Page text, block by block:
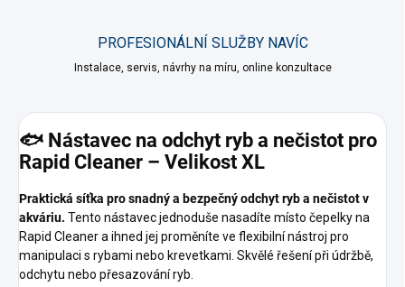
PROFESIONÁLNÍ SLUŽBY NAVÍC
Instalace, servis, návrhy na míru, online konzultace
🐟 Nástavec na odchyt ryb a nečistot pro
Rapid Cleaner – Velikost XL
Praktická síťka pro snadný a bezpečný odchyt ryb a nečistot v
akváriu. Tento nástavec jednoduše nasadíte místo čepelky na
Rapid Cleaner a ihned jej proměníte ve flexibilní nástroj pro
manipulaci s rybami nebo krevetkami. Skvělé řešení při údržbě,
odchytu nebo přesazování ryb.